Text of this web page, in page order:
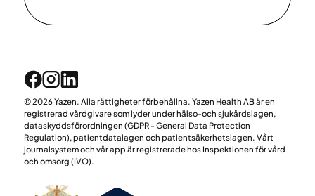
© 2026 Yazen. Alla rättigheter förbehållna. Yazen Health AB är en
registrerad vårdgivare som lyder under hälso-och sjukårdslagen,
dataskyddsförordningen (GDPR - General Data Protection
Regulation), patientdatalagen och patientsäkerhetslagen. Vårt
journalsystem och vår app är registrerade hos Inspektionen för vård
och omsorg (IVO).